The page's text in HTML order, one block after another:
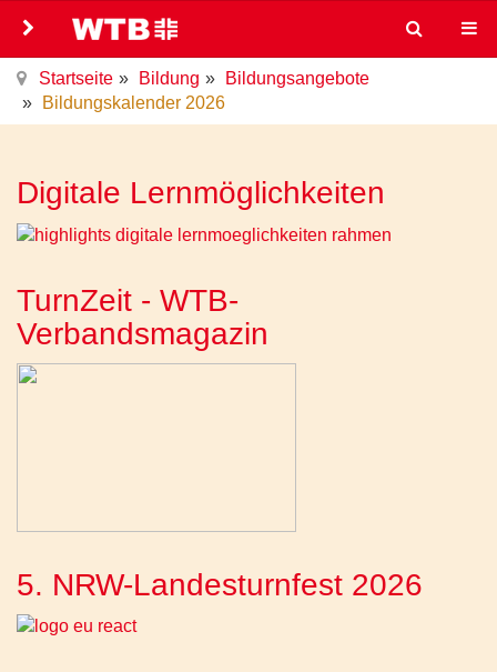
Startseite Bildung
Bildungsangebote
Bildungskalender 2026
Digitale Lernmöglichkeiten
TurnZeit - WTB-
Verbandsmagazin
5. NRW-Landesturnfest 2026